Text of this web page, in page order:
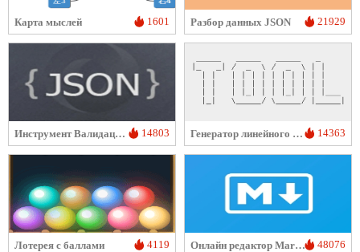
Карта мыслей 1601 Разбор данных JSON 21929
Инструмент Валидации Данных JSON 14803 Генератор линейного искусства 14363
Лотерея с баллами 4119 Онлайн редактор Markdown 48076